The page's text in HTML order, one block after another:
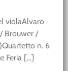
violaAlvaro
Brouwer /
n. 6
Feria […]